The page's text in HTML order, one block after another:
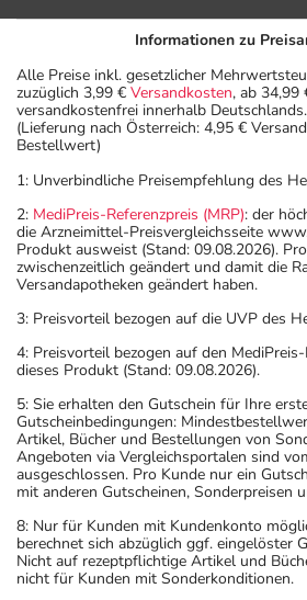
Informationen zu
Alle Preise inkl. gesetzlicher
zuzüglich 3,99 € Versandkosten, ab
versandkostenfrei innerhalb Deutschlands.
(Lieferung nach Österreich: 4,95 €
Bestellwert)
1: Unverbindliche Preisempfehlung des
2: MediPreis-Referenzpreis (MRP): der
die Arzneimittel-Preisvergleichsseite
Produkt ausweist (Stand: 09.08.2026).
zwischenzeitlich geändert und damit die
Versandapotheken geändert haben.
3: Preisvorteil bezogen auf die UVP des
4: Preisvorteil bezogen auf den
dieses Produkt (Stand: 09.08.2026).
5: Sie erhalten den Gutschein für Ihre
Gutscheinbedingungen:
Artikel, Bücher und Bestellungen von
Angeboten via Vergleichsportalen sind
ausgeschlossen. Pro Kunde nur ein
mit anderen Gutscheinen, Sonderpreisen
8: Nur für Kunden mit Kundenkonto
berechnet sich abzüglich ggf. eingelöster
Nicht auf rezeptpflichtige Artikel und
nicht für Kunden mit Sonderkonditionen.